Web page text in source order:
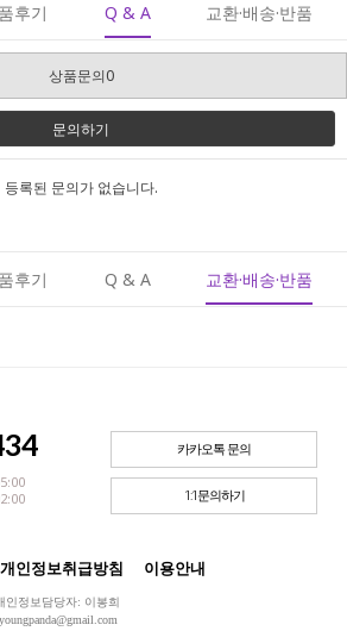
후기 Q & A 교환·배송·반품
상품문의0
문의하기
등록된 문의가 없습니다.
후기 Q & A 교환·배송·반품
카카오톡 문의
1:1문의하기
개인정보취급방침 이용안내
정보담당자: 이봉희